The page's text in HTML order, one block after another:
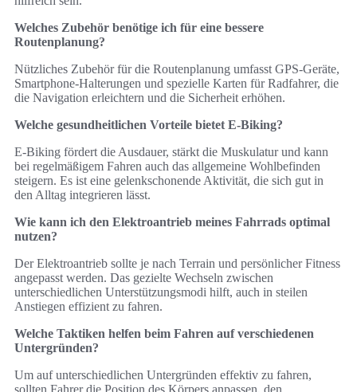
Welches Zubehör benötige ich für eine bessere
Routenplanung?
Nützliches Zubehör für die Routenplanung umfasst GPS-Geräte,
Smartphone-Halterungen und spezielle Karten für Radfahrer, die
die Navigation erleichtern und die Sicherheit erhöhen.
Welche gesundheitlichen Vorteile bietet E-Biking?
E-Biking fördert die Ausdauer, stärkt die Muskulatur und kann
bei regelmäßigem Fahren auch das allgemeine Wohlbefinden
steigern. Es ist eine gelenkschonende Aktivität, die sich gut in
den Alltag integrieren lässt.
Wie kann ich den Elektroantrieb meines Fahrrads optimal
nutzen?
Der Elektroantrieb sollte je nach Terrain und persönlicher Fitness
angepasst werden. Das gezielte Wechseln zwischen
unterschiedlichen Unterstützungsmodi hilft, auch in steilen
Anstiegen effizient zu fahren.
Welche Taktiken helfen beim Fahren auf verschiedenen
Untergründen?
Um auf unterschiedlichen Untergründen effektiv zu fahren,
sollten Fahrer die Position des Körpers anpassen, den